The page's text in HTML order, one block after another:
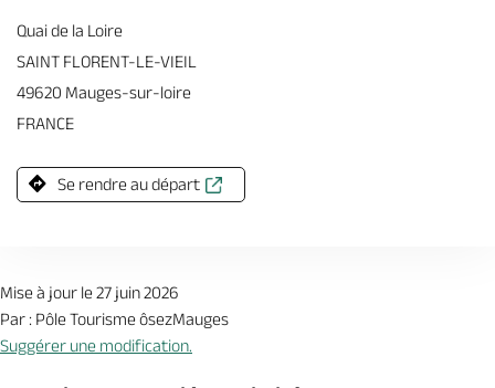
Quai de la Loire
SAINT FLORENT-LE-VIEIL
49620 Mauges-sur-loire
FRANCE
Se rendre au départ
Mise à jour le 27 juin 2026
Par : Pôle Tourisme ôsezMauges
Suggérer une modification.